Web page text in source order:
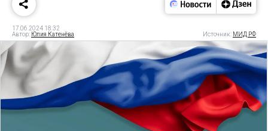
17.06.2024 18:32
Автор: Юлия Катенёва Источник: МИД РФ